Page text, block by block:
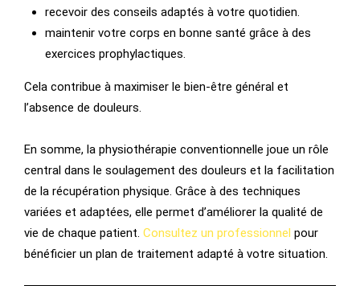
recevoir des conseils adaptés à votre quotidien.
maintenir votre corps en bonne santé grâce à des
exercices prophylactiques.
Cela contribue à maximiser le bien-être général et
l’absence de douleurs.
En somme, la physiothérapie conventionnelle joue un rôle
central dans le soulagement des douleurs et la facilitation
de la récupération physique. Grâce à des techniques
variées et adaptées, elle permet d’améliorer la qualité de
vie de chaque patient. Consultez un professionnel pour
bénéficier un plan de traitement adapté à votre situation.